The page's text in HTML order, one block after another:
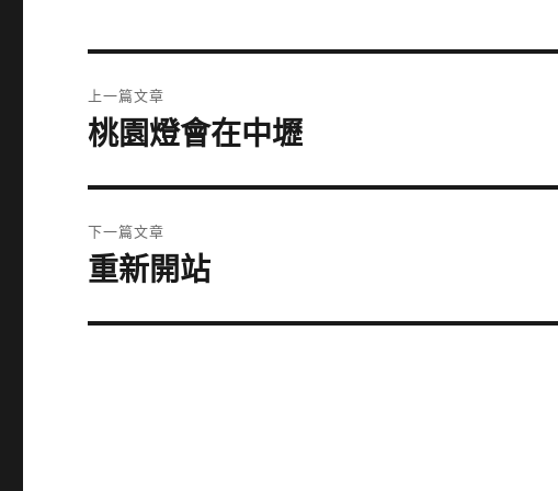
章
上一篇文章
上
篇
文
章:
桃園燈會在中壢
下一篇文章
下
篇
重新開站